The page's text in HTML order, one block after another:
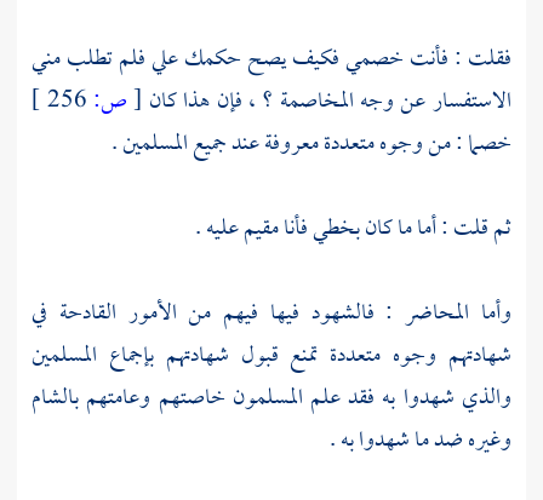
فقلت : فأنت خصمي فكيف يصح حكمك علي فلم تطلب مني
الاستفسار عن وجه المخاصمة ؟ ، فإن هذا كان [ص:
خصما : من وجوه متعددة معروفة عند جميع المسلمين .
ثم قلت : أما ما كان بخطي فأنا مقيم عليه .
وأما المحاضر : فالشهود فيها فيهم من الأمور القادحة في
شهادتهم وجوه متعددة تمنع قبول شهادتهم بإجماع المسلمين
والذي شهدوا به فقد علم المسلمون خاصتهم وعامتهمبالشام
وغيره ضد ما شهدوا به .